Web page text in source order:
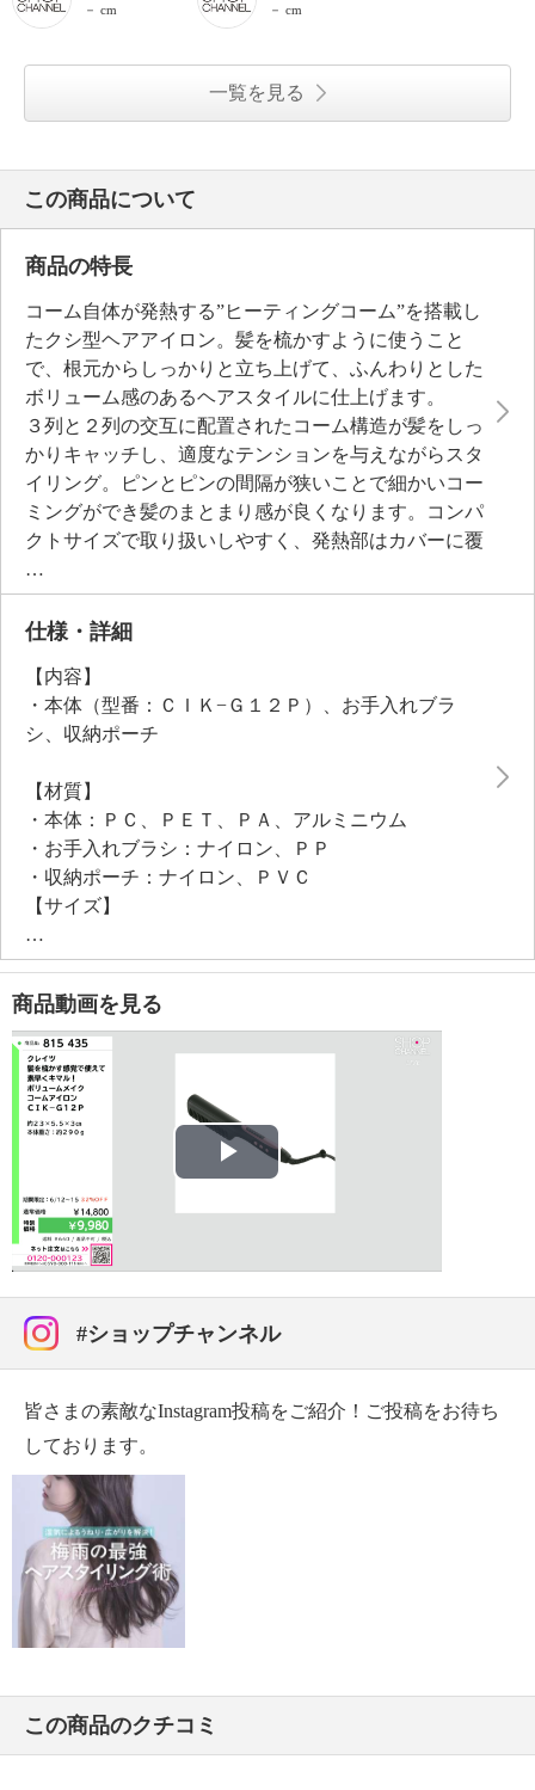
－ cm － cm
一覧を見る
この商品について
商品の特長
コーム自体が発熱する”ヒーティングコーム”を搭載し
たクシ型ヘアアイロン。髪を梳かすように使うこと
で、根元からしっかりと立ち上げて、ふんわりとした
ボリューム感のあるヘアスタイルに仕上げます。
３列と２列の交互に配置されたコーム構造が髪をしっ
かりキャッチし、適度なテンションを与えながらスタ
イリング。ピンとピンの間隔が狭いことで細かいコー
ミングができ髪のまとまり感が良くなります。コンパ
クトサイズで取り扱いしやすく、発熱部はカバーに覆
われているので手を添えながらのスタイリングも可
能。温度は１３０〜２１０℃まで２０℃ごとに５段階
調節でき、髪質やダメージに合わせて温度を選べま
も備え、海外でも使用可能。
忙しい朝のヘアセットから旅行先でのアレンジまで、
さまざまなシーンで活躍する頼れる一品です。
仕様・詳細
【内容】
・本体（型番：ＣＩＫ−Ｇ１２Ｐ）、お手入れブラ
シ、収納ポーチ
【材質】
・本体：ＰＣ、ＰＥＴ、ＰＡ、アルミニウム
・お手入れブラシ：ナイロン、ＰＰ
・収納ポーチ：ナイロン、ＰＶＣ
【サイズ】
・本体：約長さ２３×高さ５．５×幅３ｃｍ
【重さ】
・本体：約２９０ｇ（コード含む）
【電源】
・本体：単相１００−２４０ＶＡＣ ５０Ｈｚ／６０
Ｈｚ
【コードの長さ】
・本体：約２ｍ
・約１５０−２５０Ｗ
【電気代（目安）】
・１時間あたり約７．７５円
※電気代計算式：０．２５ｋＷ（電力）×１（時間）×
【商品仕様詳細】
【メンテナンス】
※詳細は取扱説明書参照
・必ず、電源プラグをコンセントから抜き、本体が冷
めてからお手入れをする
・本体の汚れは、中性洗剤を薄めた溶液を含ませ、固
く絞った布で拭き取る
ベンジン、シンナー類は器具を傷めるので使用しな
い
・コーム内部にホコリや髪の毛が入り込まないよう、
り除く
商品動画を見る
Play
#ショップチャンネル
皆さまの素敵なInstagram投稿をご紹介！ご投稿をお待ち
しております。
この商品のクチコミ